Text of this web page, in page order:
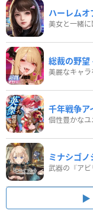
ハーレムオ
美女と一緒に
総裁の野望
美麗なキャラ
千年戦争ア
個性豊かなユ
ミナシゴノ